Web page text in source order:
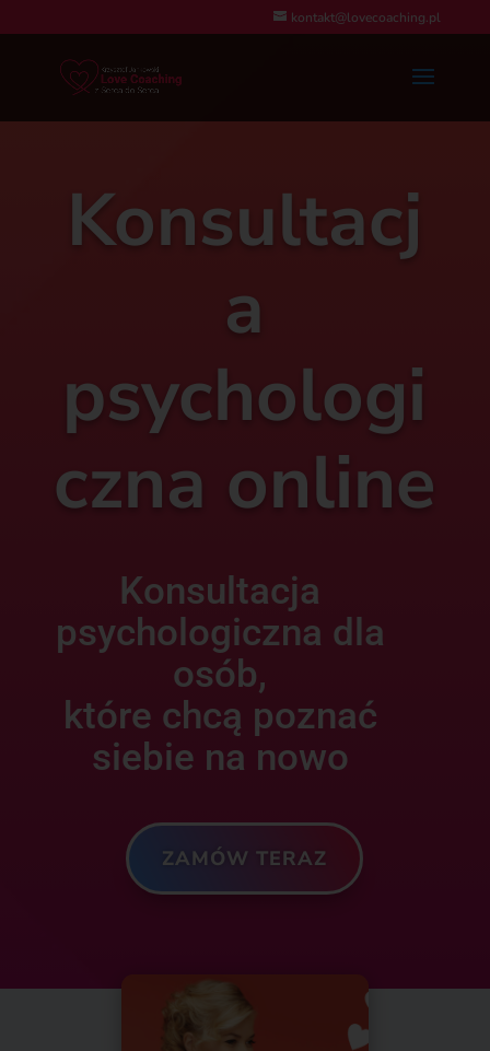
kontakt@lovecoaching.pl
Konsultacj
a
psychologi
czna online
Konsultacja
psychologiczna dla
osób,
które chcą poznać
siebie na nowo
ZAMÓW TERAZ